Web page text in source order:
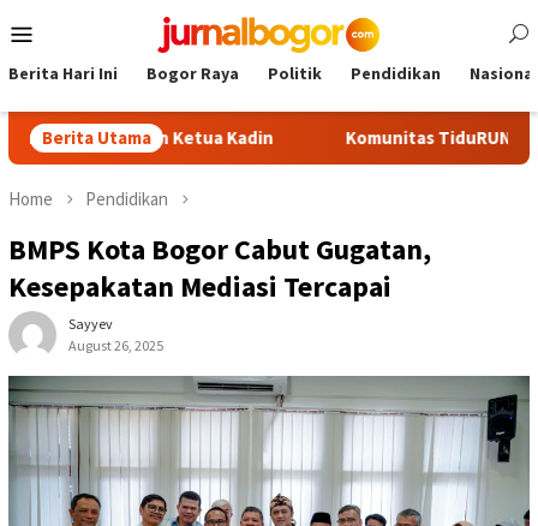
to
Menu
Berita Hari Ini Bogor Raya Politik Pendidikan Nasional
Berita Utama
Calon Ketua Kadin Komunitas TiduRUN Jajal Jalur
Home Pendidikan
BMPS Kota Bogor Cabut Gugatan,
Kesepakatan Mediasi Tercapai
Sayyev
August 26, 2025